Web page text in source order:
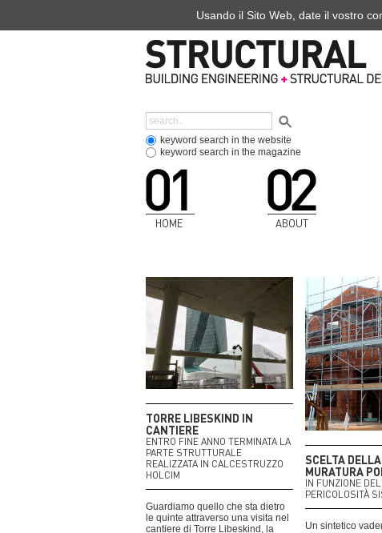
keyword search in the website
keyword search in the magazine
HOME ABOUT
TORRE LIBESKIND IN
CANTIERE
ENTRO FINE ANNO TERMINATA LA
PARTE STRUTTURALE
REALIZZATA IN CALCESTRUZZO
HOLCIM
Guardiamo quello che sta dietro
le quinte attraverso una visita nel
cantiere di Torre Libeskind, la
SCELTA
MURATURA
IN FUNZIONE
PERICOLOSITÀ
Un sintetico
Usando il Sito Web, date il vostro